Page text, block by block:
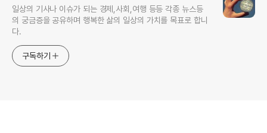
일상의 기사나 이슈가 되는 경제,사회,여행 등등 각종 뉴스등
의 궁금증을 공유하며 행복한 삶의 일상의 가치를 목표로 합니
다.
구독하기